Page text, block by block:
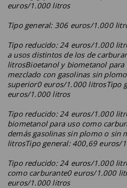
euros/1.000 litros
Tipo general: 306 euros/1.000
Tipo reducido: 24 euros/1.000
a usos distintos de los de
litrosBioetanol y biometanol para
mezclado con gasolinas sin
superior0 euros/1.000 litrosTipo
euros/1.000 litros
Tipo reducido: 24 euros/1.000
biometanol para uso como
demás gasolinas sin plomo o sin
litrosTipo general: 400,69 euros/
Tipo reducido: 24 euros/1.000
como carburante0 euros/1.000
euros/1.000 litros